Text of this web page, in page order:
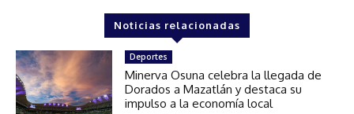
Noticias relacionadas
Deportes
Minerva Osuna celebra la llegada de
Dorados a Mazatlán y destaca su
impulso a la economía local